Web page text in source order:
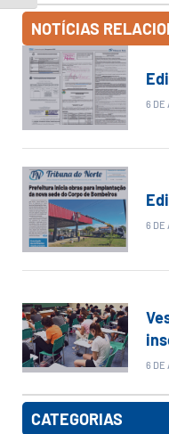
NOTÍCIAS
6 DE
6 DE
6 DE
CATEGORIAS